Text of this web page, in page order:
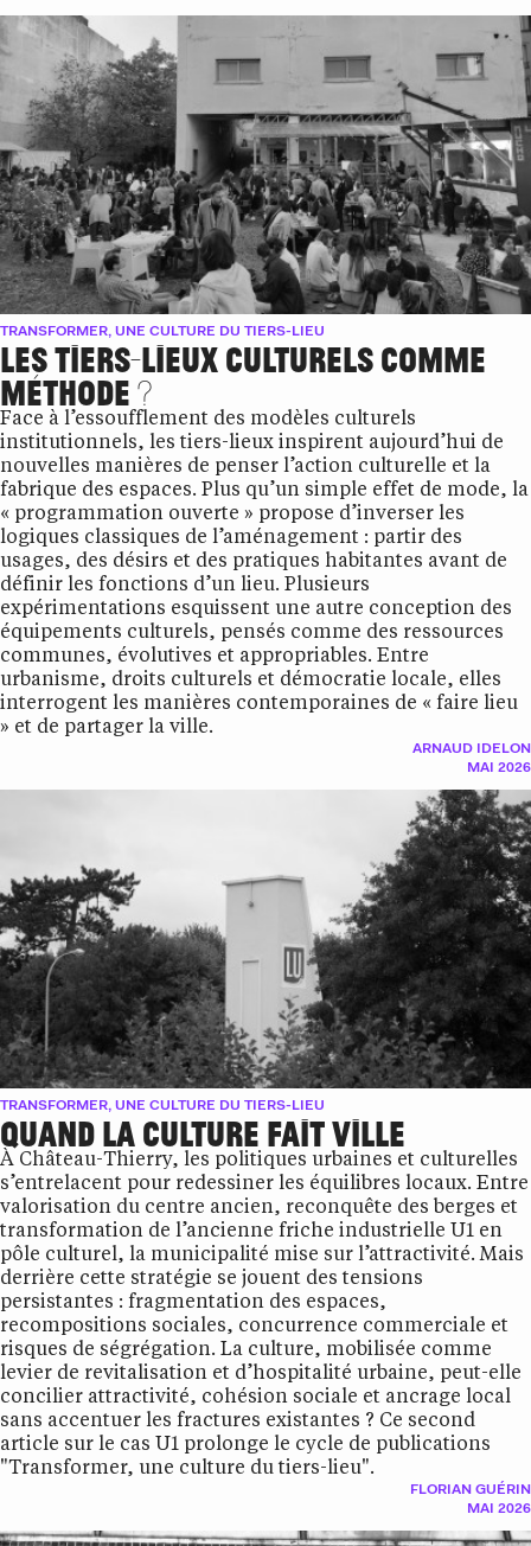
TRANSFORMER, UNE CULTURE DU TIERS-LIEU
LES TIERS-LIEUX CULTURELS COMME
MÉTHODE ?
Face à l’essoufflement des modèles culturels
institutionnels, les tiers-lieux inspirent aujourd’hui de
nouvelles manières de penser l’action culturelle et la
fabrique des espaces. Plus qu’un simple effet de mode, la
« programmation ouverte » propose d’inverser les
logiques classiques de l’aménagement : partir des
usages, des désirs et des pratiques habitantes avant de
définir les fonctions d’un lieu. Plusieurs
expérimentations esquissent une autre conception des
équipements culturels, pensés comme des ressources
communes, évolutives et appropriables. Entre
urbanisme, droits culturels et démocratie locale, elles
interrogent les manières contemporaines de « faire lieu
» et de partager la ville.
ARNAUD IDELON
MAI 2026
TRANSFORMER, UNE CULTURE DU TIERS-LIEU
QUAND LA CULTURE FAIT VILLE
À Château-Thierry, les politiques urbaines et culturelles
s’entrelacent pour redessiner les équilibres locaux. Entre
valorisation du centre ancien, reconquête des berges et
transformation de l’ancienne friche industrielle U1 en
pôle culturel, la municipalité mise sur l’attractivité. Mais
derrière cette stratégie se jouent des tensions
persistantes : fragmentation des espaces,
recompositions sociales, concurrence commerciale et
risques de ségrégation. La culture, mobilisée comme
levier de revitalisation et d’hospitalité urbaine, peut-elle
concilier attractivité, cohésion sociale et ancrage local
sans accentuer les fractures existantes ? Ce second
article sur le cas U1 prolonge le cycle de publications
"Transformer, une culture du tiers-lieu".
FLORIAN GUÉRIN
MAI 2026